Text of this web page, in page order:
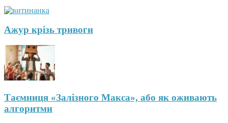
Ажур крізь тривоги
Таємниця «Залізного Макса», або як оживають
алгоритми